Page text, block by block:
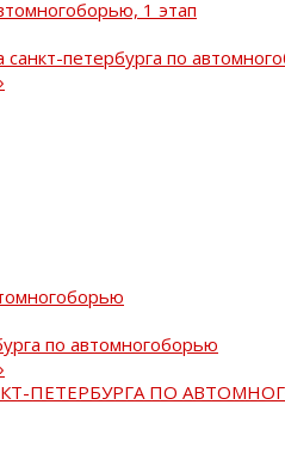
1 этап
петербурга по
по автомногоборью
ПЕТЕРБУРГА ПО